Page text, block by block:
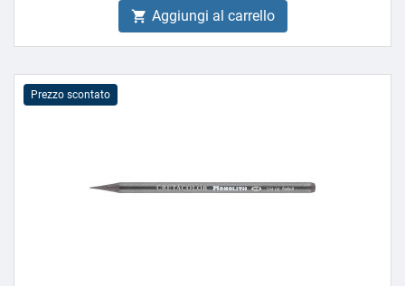
 Aggiungi al carrello
Prezzo scontato